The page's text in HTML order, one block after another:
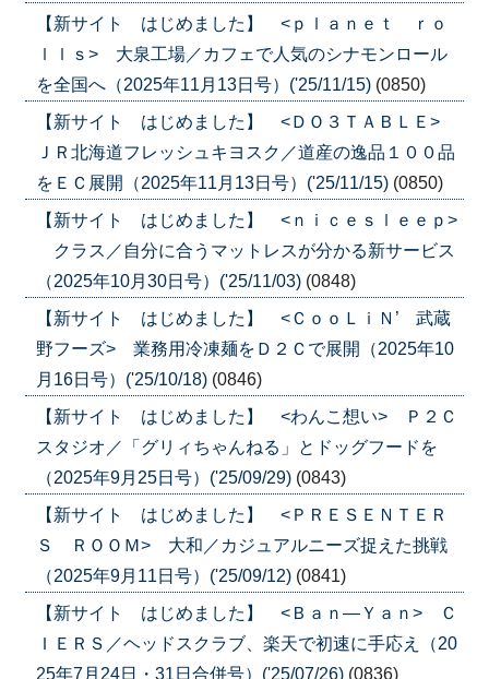
【新サイト はじめました】 <ｐｌａｎｅｔ ｒｏ
ｌｌｓ> 大泉工場／カフェで人気のシナモンロール
を全国へ（2025年11月13日号）('25/11/15) (0850)
【新サイト はじめました】 <ＤＯ３ＴＡＢＬＥ>
ＪＲ北海道フレッシュキヨスク／道産の逸品１００品
をＥＣ展開（2025年11月13日号）('25/11/15) (0850)
【新サイト はじめました】 <ｎｉｃｅｓｌｅｅｐ>
クラス／自分に合うマットレスが分かる新サービス
（2025年10月30日号）('25/11/03) (0848)
【新サイト はじめました】 <ＣｏｏＬｉＮ’ 武蔵
野フーズ> 業務用冷凍麺をＤ２Ｃで展開（2025年10
月16日号）('25/10/18) (0846)
【新サイト はじめました】 <わんこ想い> Ｐ２Ｃ
スタジオ／「グリィちゃんねる」とドッグフードを
（2025年9月25日号）('25/09/29) (0843)
【新サイト はじめました】 <ＰＲＥＳＥＮＴＥＲ
Ｓ ＲＯＯＭ> 大和／カジュアルニーズ捉えた挑戦
（2025年9月11日号）('25/09/12) (0841)
【新サイト はじめました】 <Ｂａｎ―Ｙａｎ> Ｃ
ＩＥＲＳ／ヘッドスクラブ、楽天で初速に手応え（20
25年7月24日・31日合併号）('25/07/26) (0836)